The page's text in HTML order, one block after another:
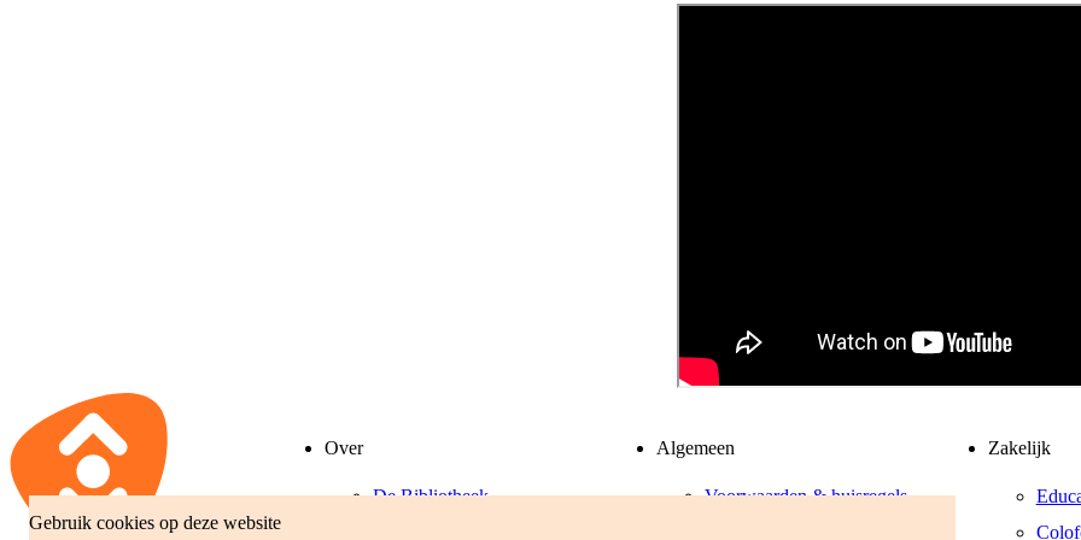
Gebruik cookies op deze website
Over
De Bibliotheek
Algemeen
Voorwaarden & huisregels
Zakelijk